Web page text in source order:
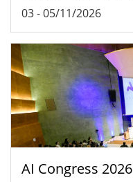
03-05/11/2026
AI Congress 2026